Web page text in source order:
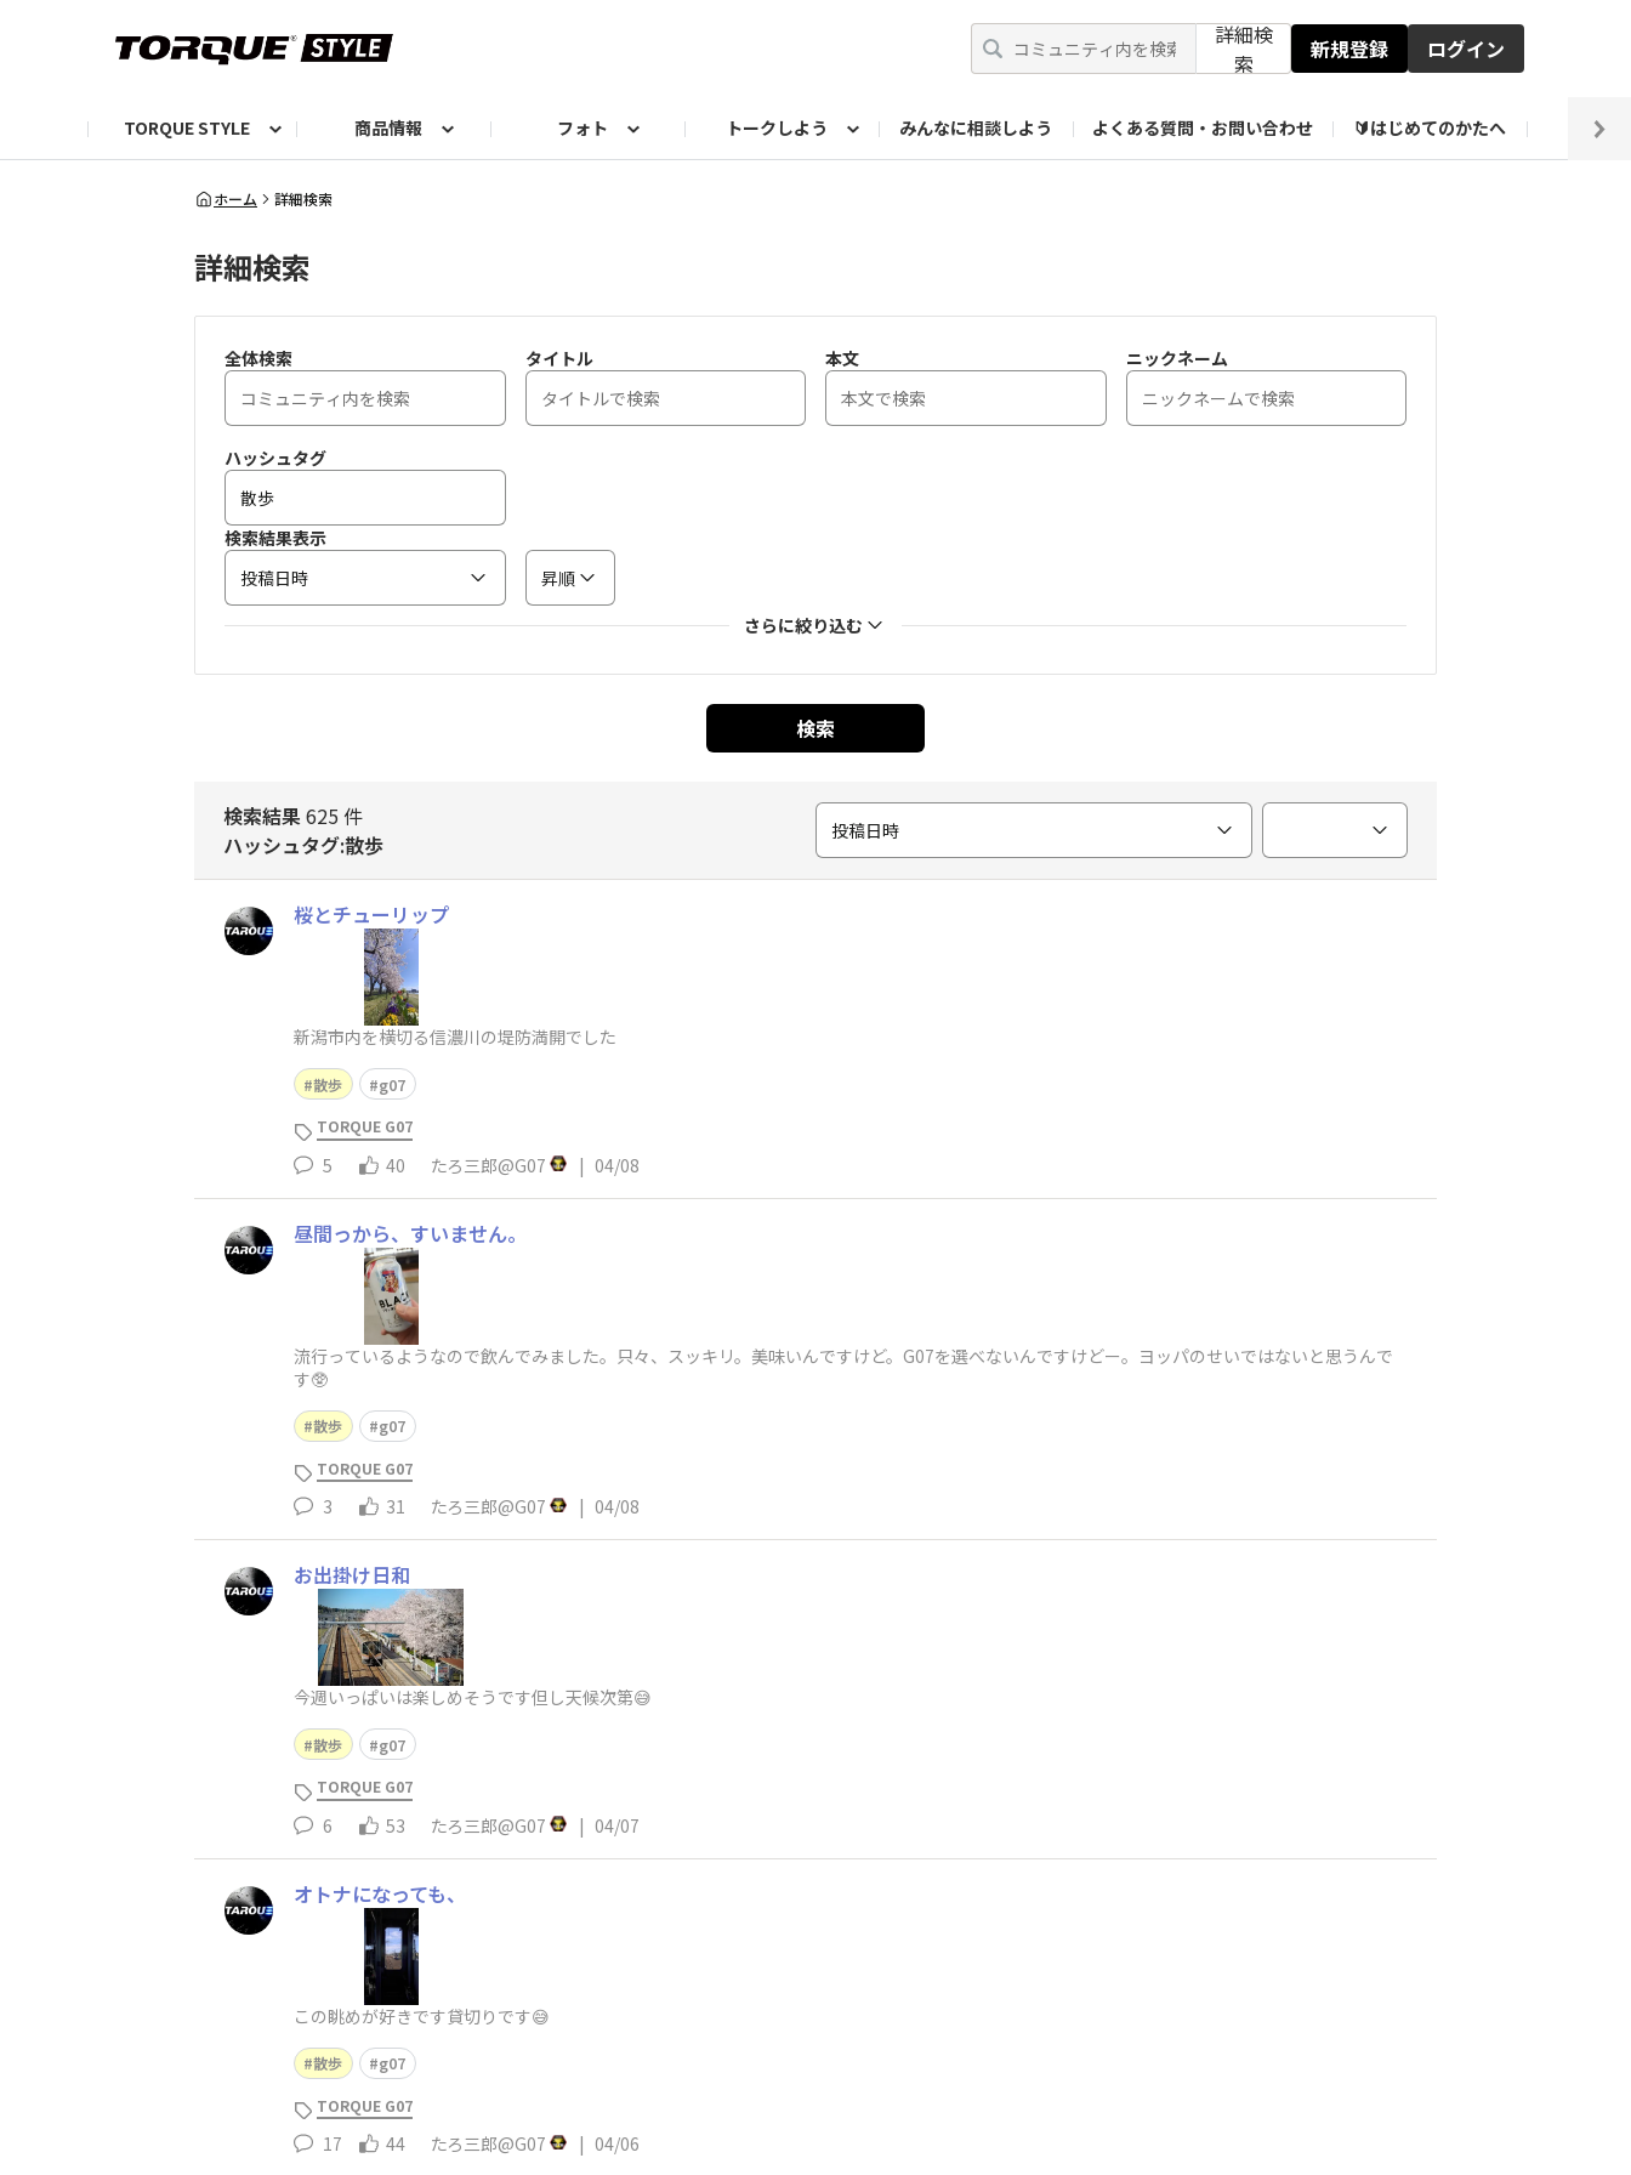
詳細検
索
新規登録 ログイン
TORQUE STYLE
お知らせ TORQUIZ【投票企画】
商品情報
TORQUEニュース
フォト
TORQUEフォト
トークしよう
自己紹介しよう
みんなに相談しよう よくある質問・お問い合わせ 🔰はじめてのかたへ 編集
編集部の日常フォト
ホーム 詳細検索
詳細検索
全体検索 タイトル 本文 ニックネーム
ハッシュタグ
検索結果表示
投稿日時
昇順
さらに絞り込む
検索
検索結果625 件
ハッシュタグ:散歩
投稿日時
桜とチューリップ
新潟市内を横切る信濃川の堤防満開でした
散歩 g07
TORQUE G07
5 40 たろ三郎@G07 | 04/08
昼間っから、すいません。
流行っているようなので飲んでみました。只々、スッキリ。美味いんですけど。G07を選べないんですけどー。ヨッパのせいではないと思うんで
す🥸
散歩 g07
TORQUE G07
3 31 たろ三郎@G07 | 04/08
お出掛け日和
今週いっぱいは楽しめそうです但し天候次第😅
散歩 g07
TORQUE G07
6 53 たろ三郎@G07 | 04/07
オトナになっても、
この眺めが好きです貸切りです😅
散歩 g07
TORQUE G07
17 44 たろ三郎@G07 | 04/06